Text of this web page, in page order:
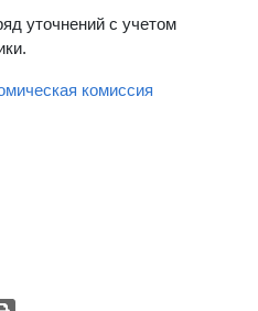
уточнений с учетом
комиссия